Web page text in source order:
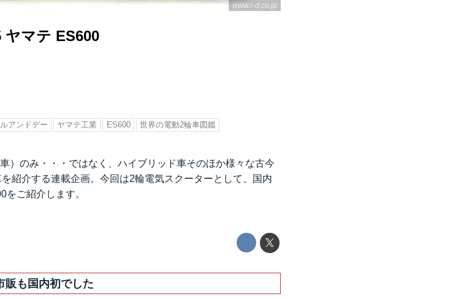
www.r-d.co.jp
ヤマテ ES600
アンドデー ヤマテ工業 ES600 世界の電動2輪車図鑑
）のみ・・・ではなく、ハイブリッド車そのほか様々な古今
紹介する連載企画。今回は2輪電気スクーターとして、国内
ご紹介します。
販も国内初でした